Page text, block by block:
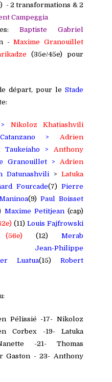
- 2 transformations & 2
Campeggia
Baptiste Gabriel
-Maxime Granouillet
(35e/45e) pour
départ, pour le Stade
> Nikoloz Khatiashvili
>Adrien
Taukeiaho > Anthony
Granouillet > Adrien
Datunashvili > Latuka
Fourcade(7)Pierre
(9)Paul Boisset
Maxime Petitjean(cap)
(11) Louis Fajfrowski
(12)Merab
Jean-Philippe
Luatua(15) Robert
Pélissié -17- Nikoloz
Corbex -19- Latuka
-21- Thomas
Gaston - 23- Anthony